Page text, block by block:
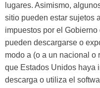
lugares. Asimismo,
sitio pueden estar sujetos
impuestos por el
pueden descargarse o
modo a (o a un nacional o
que Estados Unidos haya
descarga o utiliza el